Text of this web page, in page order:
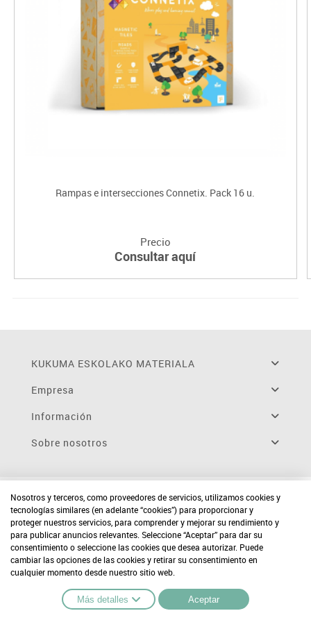
Rampas e intersecciones Connetix. Pack 16 u.
Precio
Consultar aquí
KUKUMA ESKOLAKO MATERIALA
Empresa
Información
Sobre nosotros
Nosotros y terceros, como proveedores de servicios, utilizamos cookies y
tecnologías similares (en adelante “cookies”) para proporcionar y
proteger nuestros servicios, para comprender y mejorar su rendimiento y
para publicar anuncios relevantes. Seleccione “Aceptar” para dar su
consentimiento o seleccione las cookies que desea autorizar. Puede
cambiar las opciones de las cookies y retirar su consentimiento en
cualquier momento desde nuestro sitio web.
Más detalles Aceptar